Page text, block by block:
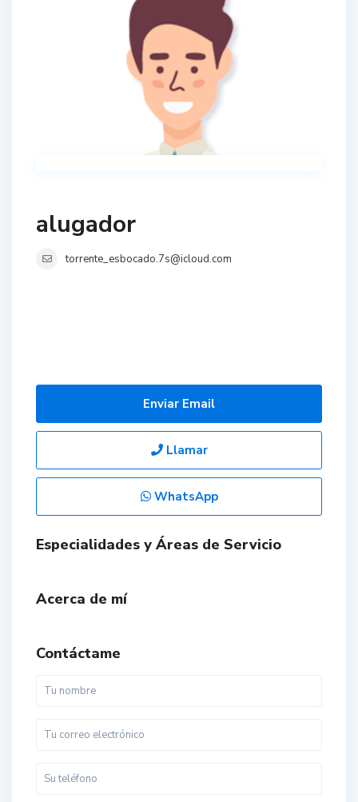
alugador
torrente_esbocado.7s@icloud.com
Enviar Email
Llamar
WhatsApp
Especialidades y Áreas de Servicio
Acerca de mí
Contáctame